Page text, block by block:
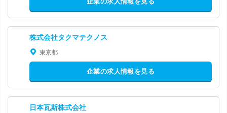
株式会社タクマテクノス
東京都
企業の求人情報を見る
日本瓦斯株式会社